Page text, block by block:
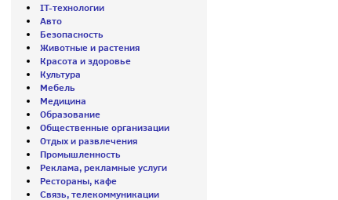
IT-технологии
Авто
Безопасность
Животные и растения
Красота и здоровье
Культура
Мебель
Медицина
Образование
Общественные организации
Отдых и развлечения
Промышленность
Реклама, рекламные услуги
Рестораны, кафе
Связь, телекоммуникации